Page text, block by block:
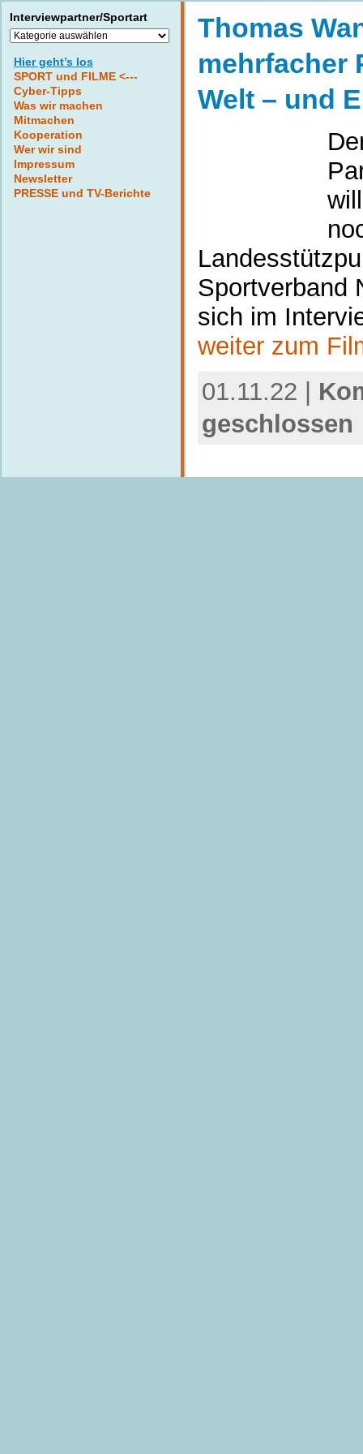
Interviewpartner/Sportart
Interviewpartner/Sportart
Hier geht’s los
SPORT und FILME <---
Cyber-Tipps
Was wir machen
Mitmachen
Kooperation
Wer wir sind
Impressum
Newsletter
PRESSE und TV-Berichte
Thomas
mehrfacher
Welt – und
Sportverband
sich im
weiter zum
01.11.22 |
geschlossen